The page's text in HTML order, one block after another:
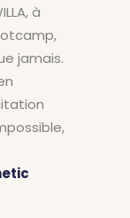
à
jamais.